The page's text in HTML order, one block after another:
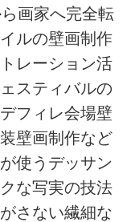
画家へ完全転
ルの壁画制作
レーション活
スティバルの
フィレ会場壁
壁画制作など
使うデッサン
な写実の技法
さない繊細な